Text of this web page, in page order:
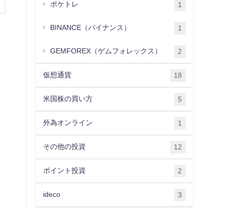
ポケトレ 1
BINANCE（バイナンス） 1
GEMFOREX（ゲムフォレックス） 2
仮想通貨 18
米国株の買い方 5
外為オンライン 1
その他の投資 12
ポイント投資 2
ideco 3